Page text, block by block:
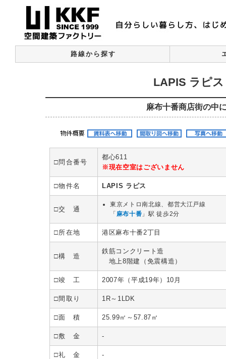
路線から探す
LAPIS ラピ
麻布十番商店街の中
□問合番号
都心611
※現在空室はございません
□物件名 LAPIS ラピス
□交 通
東京メトロ南北線、都営大江戸線
「 麻布十番 」駅 徒歩2分
□所在地 港区麻布十番2丁目
□構 造
鉄筋コンクリート造
地上8階建（免震構造）
□竣 工 2007年（平成19年）10月
□間取り 1R～1LDK
□面 積 25.99㎡～57.87㎡
□敷 金 -
□礼 金 -